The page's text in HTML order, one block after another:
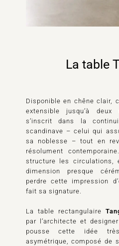
La table
Disponible en chêne clair,
extensible jusqu’à
s’inscrit dans la
scandinave – celui qui
sa noblesse – tout en
résolument
structure les circulations,
dimension presque
perdre cette impression
fait sa signature.
La table rectangulaire
par l’architecte et
pousse cette idée
asymétrique, composé de